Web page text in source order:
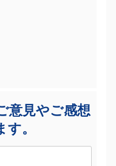
意見やご感想
。